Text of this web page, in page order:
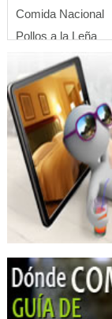
Comida Nacional
Pollos a la Leña
Restaurantes:
Hoteles
Restaurantes:
Hotels
Comida Rápida
Pollos al Spiedo
Restaurantes:
Alitas de Pollo
Pollos Broaster
Papas fritas